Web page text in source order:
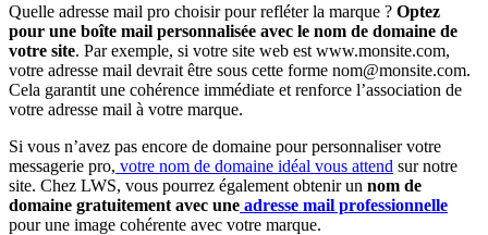
Quelle adresse mail pro choisir pour refléter la marque ? Optez
pour une boîte mail personnalisée avec le nom de domaine de
votre site. Par exemple, si votre site web est www.monsite.com,
votre adresse mail devrait être sous cette forme nom@monsite.com.
Cela garantit une cohérence immédiate et renforce l’association de
votre adresse mail à votre marque.
Si vous n’avez pas encore de domaine pour personnaliser votre
messagerie pro, votre nom de domaine idéal vous attend sur notre
site. Chez LWS, vous pourrez également obtenir un nom de
domaine gratuitement avec une adresse mail professionnelle
pour une image cohérente avec votre marque.